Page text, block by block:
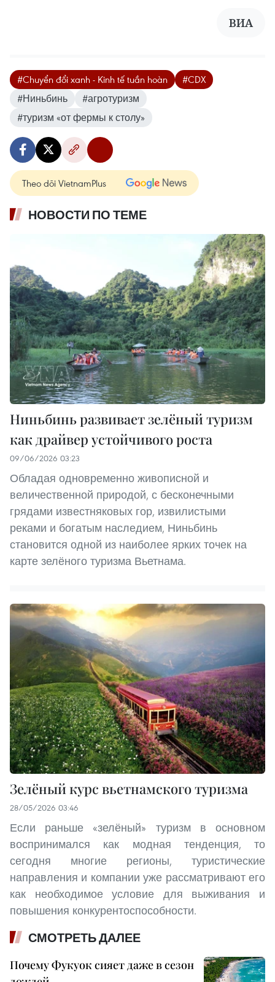
ВИA
#Chuyển đổi xanh - Kinh tế tuần hoàn
#CDX
#Ниньбинь
#агротуризм
#туризм «от фермы к столу»
Theo dõi VietnamPlus
НОВОСТИ ПО ТЕМЕ
Ниньбинь развивает зелёный туризм
как драйвер устойчивого роста
09/06/2026 03:23
Обладая одновременно живописной и
величественной природой, с бесконечными
грядами известняковых гор, извилистыми
реками и богатым наследием, Ниньбинь
становится одной из наиболее ярких точек на
карте зелёного туризма Вьетнама.
Зелёный курс вьетнамского туризма
28/05/2026 03:46
Если раньше «зелёный» туризм в основном
воспринимался как модная тенденция, то
сегодня многие регионы, туристические
направления и компании уже рассматривают его
как необходимое условие для выживания и
повышения конкурентоспособности.
СМОТРЕТЬ ДАЛЕЕ
Почему Фукуок сияет даже в сезон